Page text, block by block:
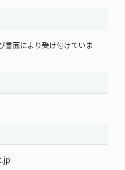
書面により受け付けていま